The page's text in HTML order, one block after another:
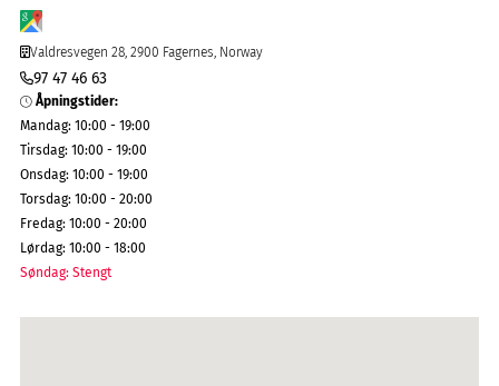
Valdresvegen 28, 2900 Fagernes, Norway
97 47 46 63
Åpningstider:
Mandag: 10:00 - 19:00
Tirsdag: 10:00 - 19:00
Onsdag: 10:00 - 19:00
Torsdag: 10:00 - 20:00
Fredag: 10:00 - 20:00
Lørdag: 10:00 - 18:00
Søndag: Stengt